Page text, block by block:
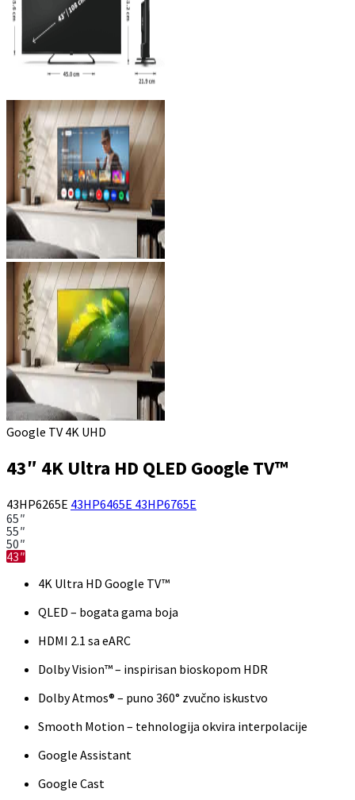
Google TV 4K UHD
43″ 4K Ultra HD QLED Google TV™
43HP6265E 43HP6465E 43HP6765E
65″
55″
50″
43″
4K Ultra HD Google TV™
QLED – bogata gama boja
HDMI 2.1 sa eARC
Dolby Vision™ – inspirisan bioskopom HDR
Dolby Atmos® – puno 360° zvučno iskustvo
Smooth Motion – tehnologija okvira interpolacije
Google Assistant
Google Cast